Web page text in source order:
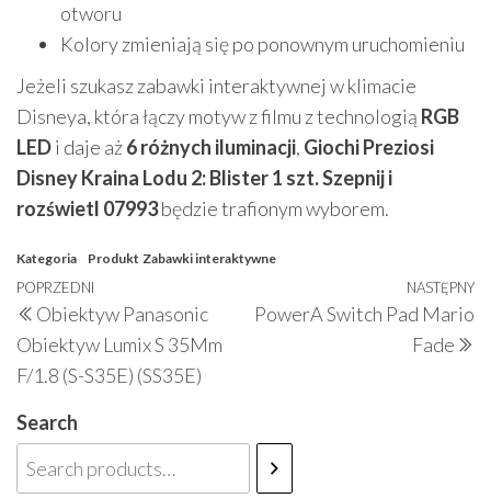
otworu
Kolory zmieniają się po ponownym uruchomieniu
Jeżeli szukasz zabawki interaktywnej w klimacie
Disneya, która łączy motyw z filmu z technologią RGB
LEDi daje aż6 różnych iluminacji, Giochi Preziosi
Disney Kraina Lodu 2: Blister 1 szt. Szepnij i
rozświetl 07993będzie trafionym wyborem.
Kategoria Produkt Zabawki interaktywne
Nawigacja
wpisu
Poprzedni
wpis
POPRZEDNI
Obiektyw Panasonic
Obiektyw Lumix S 35Mm
F/1.8 (S-S35E) (SS35E)
NASTĘPNY
PowerA Switch Pad Mario
Fade
Search